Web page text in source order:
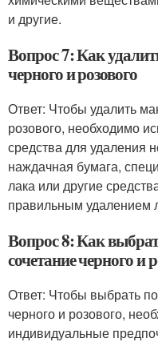
и другие.
Вопрос 7: Как
черного и розового
Ответ: Чтобы удалить
розового, необходимо
средства для удаления
наждачная бумага,
лака или другие
правильным удалением
Вопрос 8: Как
сочетание черного и
Ответ: Чтобы выбрать
черного и розового,
индивидуальные